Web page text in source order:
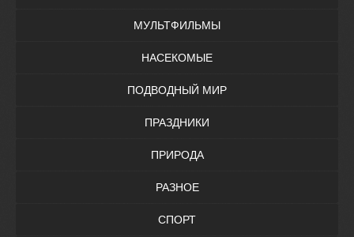
МУЛЬТФИЛЬМЫ
НАСЕКОМЫЕ
ПОДВОДНЫЙ МИР
ПРАЗДНИКИ
ПРИРОДА
РАЗНОЕ
СПОРТ